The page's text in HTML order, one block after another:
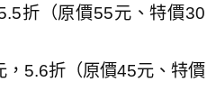
折（原價55元、特價30
，5.6折（原價45元、特價